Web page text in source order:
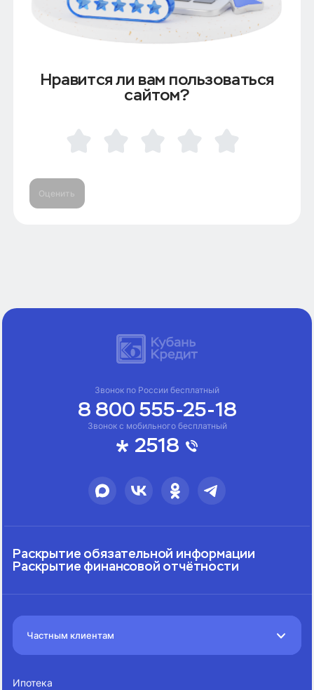
Нравится ли вам пользоваться
сайтом?
Оценить
Звонок с мобильного бесплатный
2518
Звонок по России бесплатный
8 800 555-25-18
Раскрытие обязательной информации
Раскрытие финансовой отчётности
Частным клиентам
Ипотека